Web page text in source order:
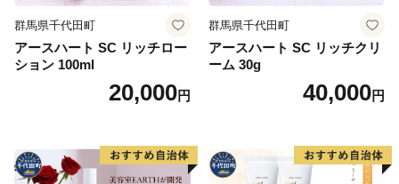
群馬県千代田町
アースハート SC リッチロー
ション 100ml
20,000円
群馬県千代田町
アースハート SC リッチクリ
ーム 30g
40,000円